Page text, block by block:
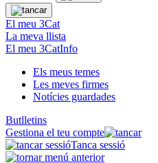
El meu 3Cat
La meva llista
El meu 3CatInfo
Els meus temes
Les meves firmes
Notícies guardades
Butlletins
Gestiona el teu compte
Tanca sessió